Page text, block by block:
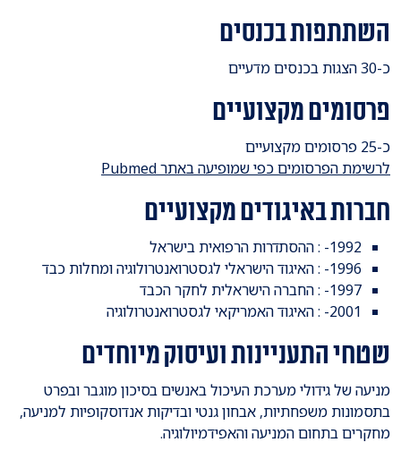
השתתפות בכנסים
כ-30 הצגות בכנסים מדעיים
פרסומים מקצועיים
כ-25 פרסומים מקצועיים
לרשימת הפרסומים כפי שמופיעה באתר Pubmed
חברות באיגודים מקצועיים
1992- : ההסתדרות הרפואית בישראל
1996- : האיגוד הישראלי לגסטרואנטרולוגיה ומחלות כבד
1997- : החברה הישראלית לחקר הכבד
2001- : האיגוד האמריקאי לגסטרואנטרולוגיה
שטחי התעניינות ועיסוק מיוחדים
מניעה של גידולי מערכת העיכול באנשים בסיכון מוגבר ובפרט
בתסמונות משפחתיות, אבחון גנטי ובדיקות אנדוסקופיות למניעה,
מחקרים בתחום המניעה והאפידמיולוגיה.